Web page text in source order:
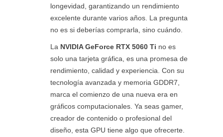
longevidad, garantizando un rendimiento
excelente durante varios años. La pregunta
no es si deberías comprarla, sino cuándo.
La NVIDIA GeForce RTX 5060 Ti no es
solo una tarjeta gráfica, es una promesa de
rendimiento, calidad y experiencia. Con su
tecnología avanzada y memoria GDDR7,
marca el comienzo de una nueva era en
gráficos computacionales. Ya seas gamer,
creador de contenido o profesional del
diseño, esta GPU tiene algo que ofrecerte.